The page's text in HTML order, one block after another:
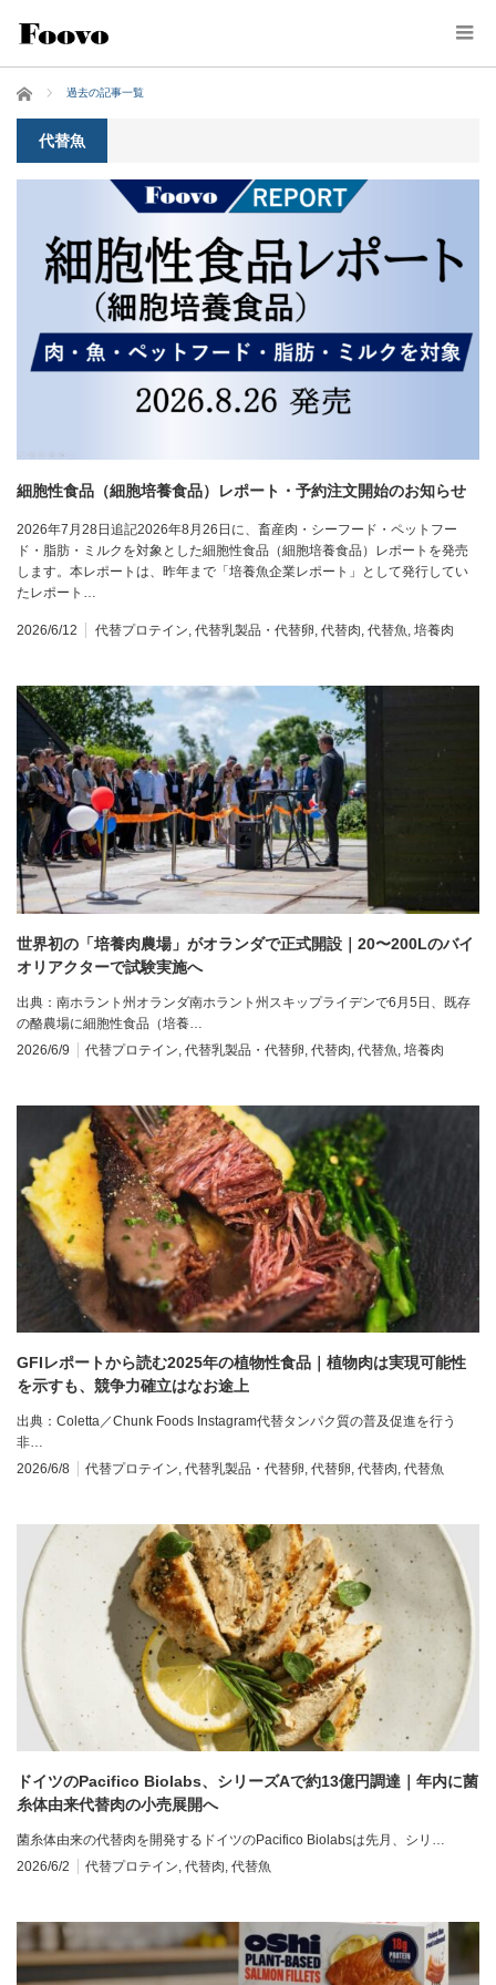
ホーム 過去の記事一覧
代替魚
細胞性食品（細胞培養食品）レポート・予約注文開始のお知らせ
2026年7月28日追記2026年8月26日に、畜産肉・シーフード・ペットフー
ド・脂肪・ミルクを対象とした細胞性食品（細胞培養食品）レポートを発売
します。本レポートは、昨年まで「培養魚企業レポート」として発行してい
たレポート…
2026/6/12 代替プロテイン, 代替乳製品・代替卵, 代替肉, 代替魚, 培養肉
世界初の「培養肉農場」がオランダで正式開設｜20〜200Lのバイ
オリアクターで試験実施へ
出典：南ホラント州オランダ南ホラント州スキップライデンで6月5日、既存
の酪農場に細胞性食品（培養…
2026/6/9
代替プロテイン 代替乳製品・代替卵 代替肉 代替魚 培養肉
GFIレポートから読む2025年の植物性食品｜植物肉は実現可能性
を示すも、競争力確立はなお途上
出典：Coletta／Chunk Foods Instagram代替タンパク質の普及促進を行う
非…
2026/6/8
代替プロテイン 代替乳製品・代替卵 代替卵 代替肉 代替魚
ドイツのPacifico Biolabs、シリーズAで約13億円調達｜年内に菌
糸体由来代替肉の小売展開へ
菌糸体由来の代替肉を開発するドイツのPacifico Biolabsは先月、シリ…
2026/6/2
代替プロテイン, 代替肉, 代替魚